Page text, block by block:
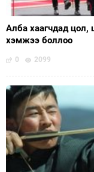
Алба хаагчдад цол,
хэмжээ боллоо
0 2099